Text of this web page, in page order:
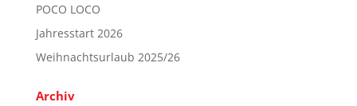
POCO LOCO
Jahresstart 2026
Weihnachtsurlaub 2025/26
Archiv